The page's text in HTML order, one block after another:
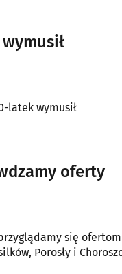
latek wymusił
oferty
się
Porosły i